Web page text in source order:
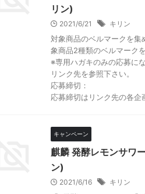
リン)
2021/6/21 キリン
対象商品のベルマークを
象商品2種類のベルマーク
※専用ハガキのみの応募に
リンク先を参照下さい。
応募締切：
応募締切はリンク先の各企
キャンペーン
麒麟 発酵レモンサワ
ン)
2021/6/16 キリン